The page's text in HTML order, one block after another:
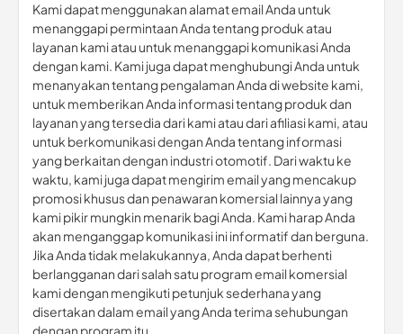
Kami dapat menggunakan alamat email Anda untuk
menanggapi permintaan Anda tentang produk atau
layanan kami atau untuk menanggapi komunikasi Anda
dengan kami. Kami juga dapat menghubungi Anda untuk
menanyakan tentang pengalaman Anda di website kami,
untuk memberikan Anda informasi tentang produk dan
layanan yang tersedia dari kami atau dari afiliasi kami, atau
untuk berkomunikasi dengan Anda tentang informasi
yang berkaitan dengan industri otomotif. Dari waktu ke
waktu, kami juga dapat mengirim email yang mencakup
promosi khusus dan penawaran komersial lainnya yang
kami pikir mungkin menarik bagi Anda. Kami harap Anda
akan menganggap komunikasi ini informatif dan berguna.
Jika Anda tidak melakukannya, Anda dapat berhenti
berlangganan dari salah satu program email komersial
kami dengan mengikuti petunjuk sederhana yang
disertakan dalam email yang Anda terima sehubungan
dengan program itu.